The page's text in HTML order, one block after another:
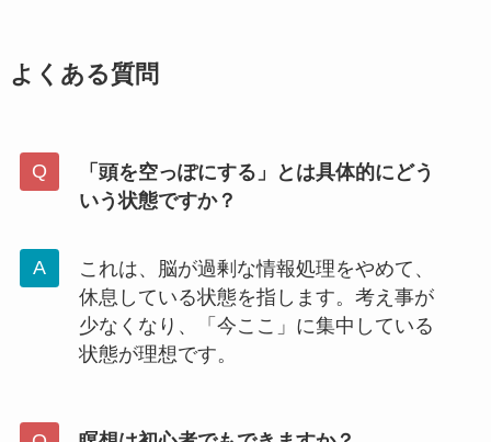
よくある質問
「頭を空っぽにする」とは具体的にどう
いう状態ですか？
これは、脳が過剰な情報処理をやめて、
休息している状態を指します。考え事が
少なくなり、「今ここ」に集中している
状態が理想です。